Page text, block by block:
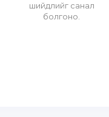
шийдлийг санал
болгоно.